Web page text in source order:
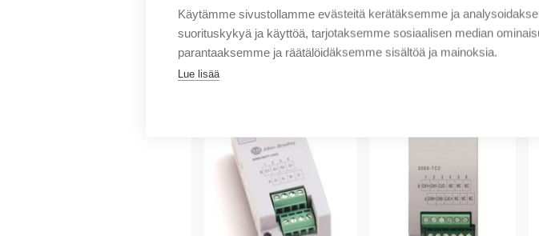
Käytämme sivustollamme evästeitä kerätäksemme ja
suorituskykyä ja käyttöä, tarjotaksemme sosiaalisen median
parantaaksemme ja räätälöidäksemme sisältöä ja mainoksia.
Lue lisää
Tuotteita samalta valmistajalta